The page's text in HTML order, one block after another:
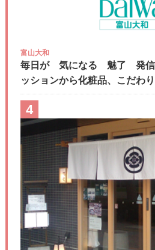
富山大和
毎日が 気になる 魅了 発信
ッションから化粧品、こだわ
4